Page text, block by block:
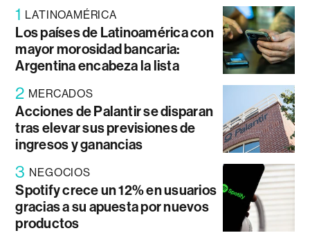
1 LATINOAMÉRICA
Los países de Latinoamérica con
mayor morosidad bancaria:
Argentina encabeza la lista
2 MERCADOS
Acciones de Palantir se disparan
tras elevar sus previsiones de
ingresos y ganancias
3 NEGOCIOS
Spotify crece un 12% en usuarios
gracias a su apuesta por nuevos
productos